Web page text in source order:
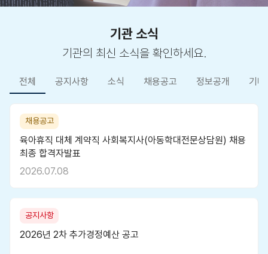
기관 소식
기관의 최신 소식을 확인하세요.
전체 공지사항 소식 채용공고 정보공개 기타
채용공고
육아휴직 대체 계약직 사회복지사(아동학대전문상담원) 채용
최종 합격자발표
2026.07.08
공지사항
2026년 2차 추가경정예산 공고